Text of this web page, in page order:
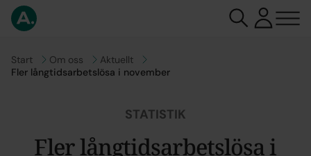
Gå till
Start Gå till
Om oss Gå till
Aktuellt
Fler långtidsarbetslösa i november
STATISTIK
Fler långtidsarbetslösa i